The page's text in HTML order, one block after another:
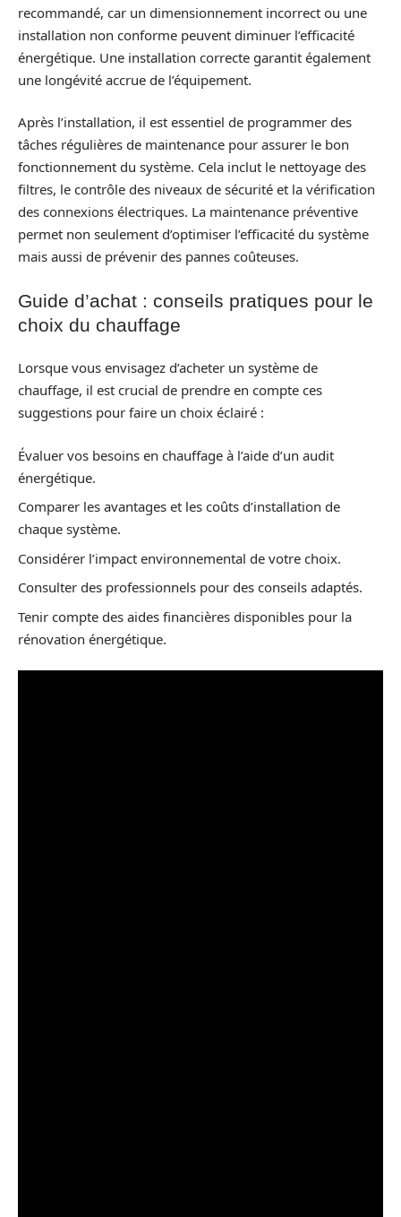
recommandé, car un dimensionnement incorrect ou une
installation non conforme peuvent diminuer l’efficacité
énergétique. Une installation correcte garantit également
une longévité accrue de l’équipement.
Après l’installation, il est essentiel de programmer des
tâches régulières de maintenance pour assurer le bon
fonctionnement du système. Cela inclut le nettoyage des
filtres, le contrôle des niveaux de sécurité et la vérification
des connexions électriques. La maintenance préventive
permet non seulement d’optimiser l’efficacité du système
mais aussi de prévenir des pannes coûteuses.
Guide d’achat : conseils pratiques pour le
choix du chauffage
Lorsque vous envisagez d’acheter un système de
chauffage, il est crucial de prendre en compte ces
suggestions pour faire un choix éclairé :
Évaluer vos besoins en chauffage à l’aide d’un audit
énergétique.
Comparer les avantages et les coûts d’installation de
chaque système.
Considérer l’impact environnemental de votre choix.
Consulter des professionnels pour des conseils adaptés.
Tenir compte des aides financières disponibles pour la
rénovation énergétique.